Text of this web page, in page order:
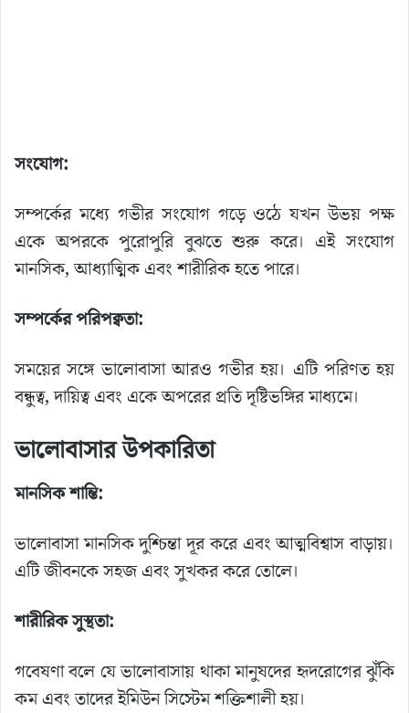
সংযোগ:
সম্পর্কের মধ্যে গভীর সংযোগ গড়ে ওঠে যখন উভয় পক্ষ
একে অপরকে পুরোপুরি বুঝতে শুরু করে। এই সংযোগ
মানসিক, আধ্যাত্মিক এবং শারীরিক হতে পারে।
সম্পর্কের পরিপক্বতা:
সময়ের সঙ্গে ভালোবাসা আরও গভীর হয়। এটি পরিণত হয়
বন্ধুত্ব, দায়িত্ব এবং একে অপরের প্রতি দৃষ্টিভঙ্গির মাধ্যমে।
ভালোবাসার উপকারিতা
মানসিক শান্তি:
ভালোবাসা মানসিক দুশ্চিন্তা দূর করে এবং আত্মবিশ্বাস বাড়ায়।
এটি জীবনকে সহজ এবং সুখকর করে তোলে।
শারীরিক সুস্থতা:
গবেষণা বলে যে ভালোবাসায় থাকা মানুষদের হৃদরোগের ঝুঁকি
কম এবং তাদের ইমিউন সিস্টেম শক্তিশালী হয়।